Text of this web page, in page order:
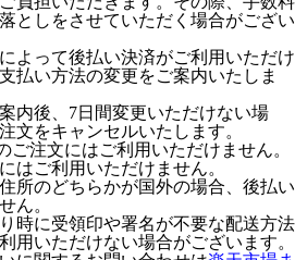
としをさせていただく場合がござい
よって後払い決済がご利用いただけ
払い方法の変更をご案内いたしま
内後、7日間変更いただけない場
文をキャンセルいたします。
ご注文にはご利用いただけません。
はご利用いただけません。
所のどちらかが国外の場合、後払い
ん。
時に受領印や署名が不要な配送方法
用いただけない場合がございます。